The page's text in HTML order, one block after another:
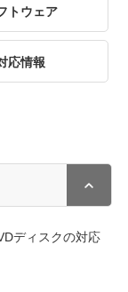
トウェア
応情報
ディスクの対応